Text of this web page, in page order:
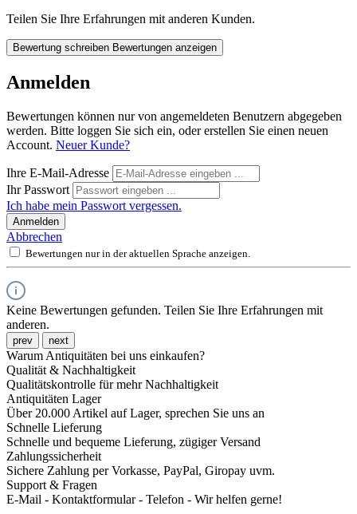
Teilen Sie Ihre Erfahrungen mit anderen Kunden.
Bewertung schreiben Bewertungen anzeigen
Anmelden
Bewertungen können nur von angemeldeten Benutzern abgegeben
werden. Bitte loggen Sie sich ein, oder erstellen Sie einen neuen
Account. Neuer Kunde?
Ihre E-Mail-Adresse
Ihr Passwort
Ich habe mein Passwort vergessen.
Anmelden
Abbrechen
Bewertungen nur in der aktuellen Sprache anzeigen.
Keine Bewertungen gefunden. Teilen Sie Ihre Erfahrungen mit
anderen.
prev next
Warum Antiquitäten bei uns einkaufen?
Qualität & Nachhaltigkeit
Qualitätskontrolle für mehr Nachhaltigkeit
Antiquitäten Lager
Über 20.000 Artikel auf Lager, sprechen Sie uns an
Schnelle Lieferung
Schnelle und bequeme Lieferung, zügiger Versand
Zahlungssicherheit
Sichere Zahlung per Vorkasse, PayPal, Giropay uvm.
Support & Fragen
E-Mail - Kontaktformular - Telefon - Wir helfen gerne!